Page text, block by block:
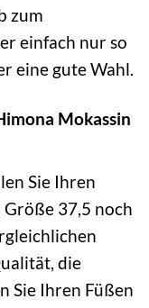
zum
einfach nur so
eine gute Wahl.
Mokassin
Sie Ihren
37,5 noch
die
Sie Ihren Füßen